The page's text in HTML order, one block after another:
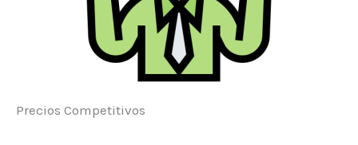
Precios Competitivos